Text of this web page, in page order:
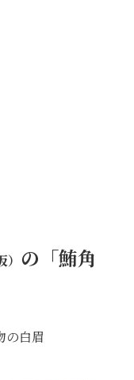
の「鮪角
の白眉